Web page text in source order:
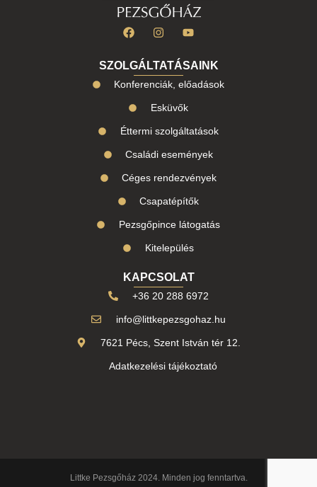
SZOLGÁLTATÁSAINK
Konferenciák, előadások
Esküvők
Éttermi szolgáltatások
Családi események
Céges rendezvények
Csapatépítők
Pezsgőpince látogatás
Kitelepülés
KAPCSOLAT
+36 20 288 6972
info@littkepezsgohaz.hu
7621 Pécs, Szent István tér 12.
Adatkezelési tájékoztató
Littke Pezsgőház 2024. Minden jog fenntartva.